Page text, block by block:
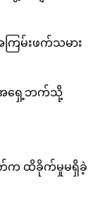
ြမ်းဖက်သမား
း အရှေ့ဘက်သို့
က်က ထိခိုက်မှုမရှိခဲ့